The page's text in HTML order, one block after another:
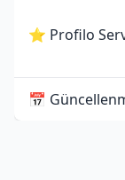
⭐ Profilo
📅